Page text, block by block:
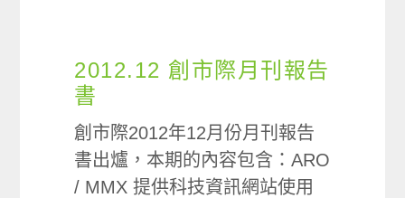
2012.12 創市際月刊報告
書
創市際2012年12月份月刊報告
書出爐，本期的內容包含：ARO
/ MMX 提供科技資訊網站使用